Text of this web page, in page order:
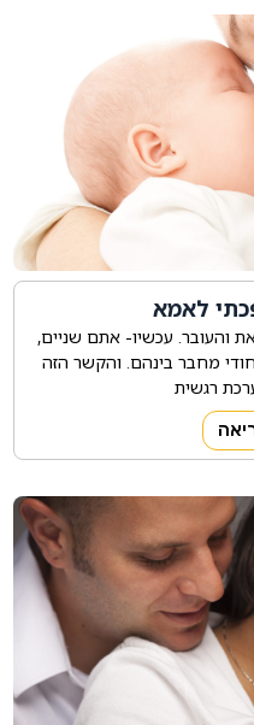
לאמא
והעובר. עכשיו- אתם שניים,
מחבר בינהם. והקשר הזה
רגשית